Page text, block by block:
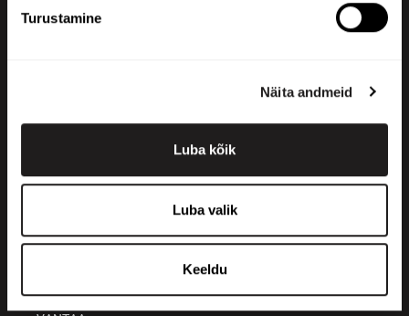
Turustamine
Näita andmeid
Luba kõik
Luba valik
Keeldu
+358 200 70070
Kontor